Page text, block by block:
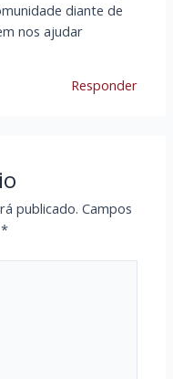
diante de
nos ajudar
Responder
publicado. Campos
*